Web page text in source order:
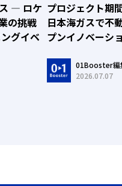
― ロケ
の挑戦
グイベ
プロジェクト
日本海ガスで不
プンイノベーシ
01Booster編
2026.07.07